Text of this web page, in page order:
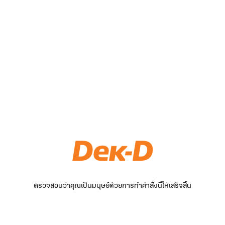
ตรวจสอบว่าคุณเป็นมนุษย์ด้วยการทำคำสั่งนี้ให้เสร็จสิ้น